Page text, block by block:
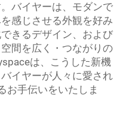
バイヤーは、モダンで
感じさせる外観を好み
きるデザイン、および
間を広く・つながりの
は、こうした新機
イヤーが人々に愛され
お手伝いをいたしま